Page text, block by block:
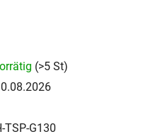
(>5 St)
TSP-G130